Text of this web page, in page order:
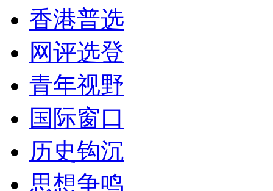
香港普选
网评选登
青年视野
国际窗口
历史钩沉
思想争鸣